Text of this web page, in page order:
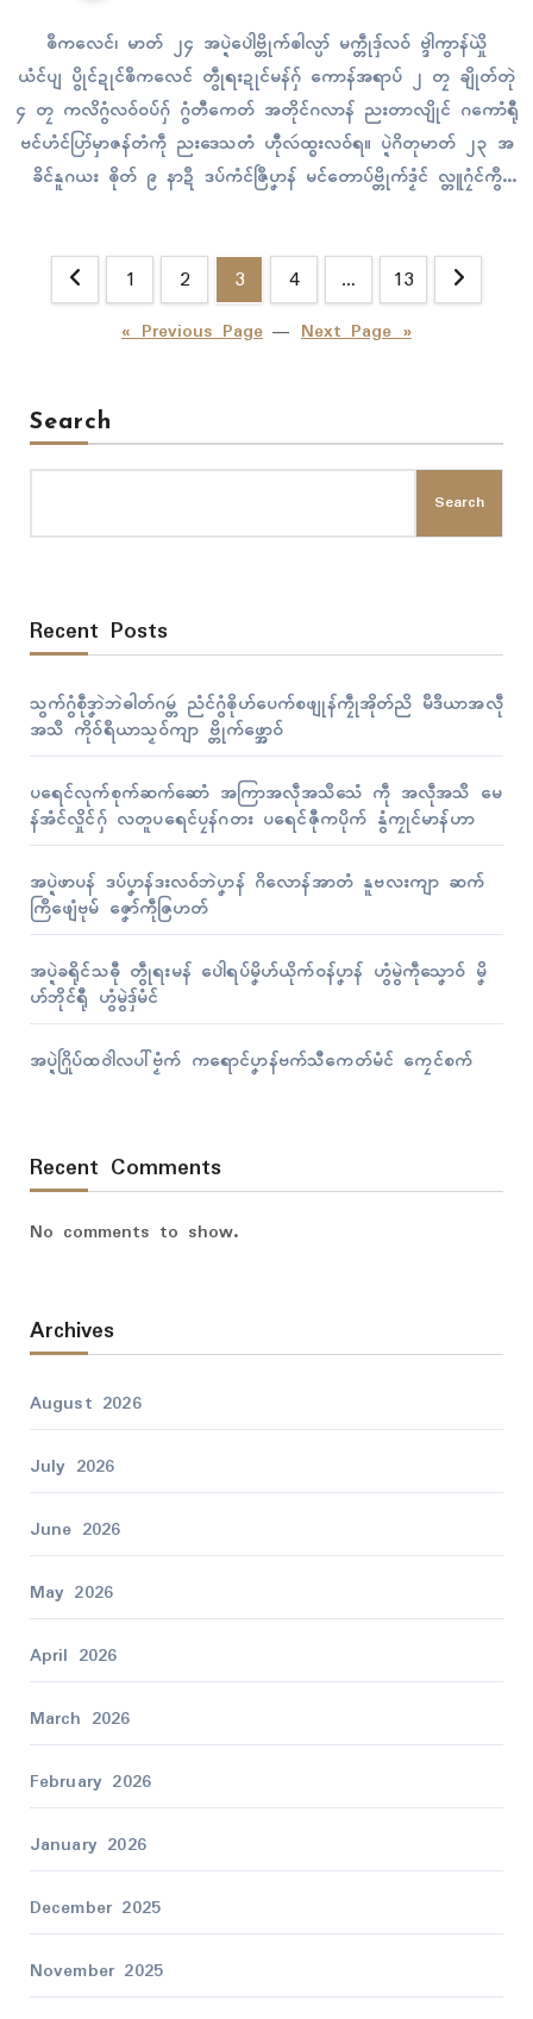
ၜဳကလေၚ်၊ မာတ် ၂၄ အပ္ဍဲပေါဲဗ္တိုက်ၜါလ္ပာ် မက္တဵုဒှ်လဝ် ဗ္ဒါဲကွာန်ယှိုဲ
ယံၚ်ပျ ပွိုၚ်ဍုၚ်ၜဳကလေၚ် တွဵုရးဍုၚ်မန်ဂှ် ကောန်အရာပ် ၂ တၠ ချိုတ်တုဲ
၄ တၠ ကလိဂွံလဝ်ဝပ်ဂှ် ဂွံတီကေတ် အတိုၚ်ဂလာန် ညးတာလျိုၚ် ဂကောံရီု
ဗၚ်ဟံၚ်ပြာ်မှာဇန်တံကဵု ညးဒေသတံ ဟီုလဴထ္ၜးလဝ်ရ။ ပ္ဍဲဂိတုမာတ် ၂၃ အ
ခိၚ်နူဂယး ၜိုတ် ၉ နာဍဳ ဒပ်ကံၚ်ဇြဳပၞာန် မၚ်တောပ်ဗ္တိုက်ဒၟံၚ် လ္တူဂၠံၚ်ကွဳ
Posts
pagination
1 2 3 4 … 13
« Previous Page — Next Page »
Search
Search
Recent Posts
သွက်ဂွံစဵုဒၞာဲဘဲဓါတ်ဂမ္တဴ ညံၚ်ဂွံၜိုဟ်ပေက်စဖျုန်ကၠဵုအိုတ်ညိ မဳဒဳယာအလဵု
အသဳ ကိုဝ်ရဳယာသၟဝ်ကျာ ဗ္တိုက်ဖ္အောဝ်
ပရေၚ်လုက်စုက်ဆက်ဆောံ အကြာအလဵုအသဳသေံ ကဵု အလဵုအသဳ မေ
န်အံၚ်လှိုၚ်ဂှ် လတူပရေၚ်ပၠန်ဂတး ပရေၚ်ဇီုကပိုက် နွံကၠုၚ်မာန်ဟာ
အပ္ဍဲဖာပန် ဒပ်ပၞာန်ဒးလဝ်ဘဲပၞာန် ဂိလောန်အာတံ နူဗလးကျာ ဆက်
ကြဳဖျေံဗုမ် ဇၞော်ကဵုဇြဟတ်
အပ္ဍဲခရိုၚ်သဓီု တွဵုရးမန် ပေါဲရပ်မၞိဟ်ယိုက်ဝန်ပၞာန် ဟွံမွဲကဵုသၞောဝ် မၞိ
ဟ်ဘိုၚ်ရီု ဟွံမွဲဒှ်မံၚ်
အပ္ဍဲဂြိုပ်ထဝါဲလပါ်ဗၟံက် ကရောၚ်ပၞာန်ဗက်သီကေတ်မံၚ် ကၠေၚ်စက်
Recent Comments
No comments to show.
Archives
August 2026
July 2026
June 2026
May 2026
April 2026
March 2026
February 2026
January 2026
December 2025
November 2025